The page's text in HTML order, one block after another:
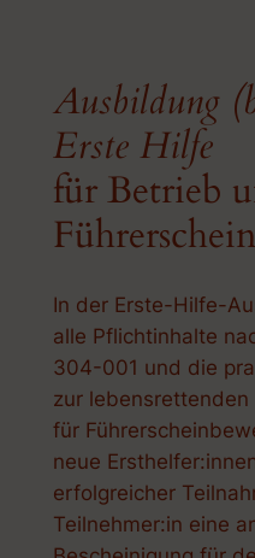
Ausbildung
Erste Hilfe
für Betrieb
Führerschein
In der Erste-Hilfe-
alle Pflichtinhalte
304-001 und die
zur
für
neue
erfolgreicher
Teilnehmer:in eine